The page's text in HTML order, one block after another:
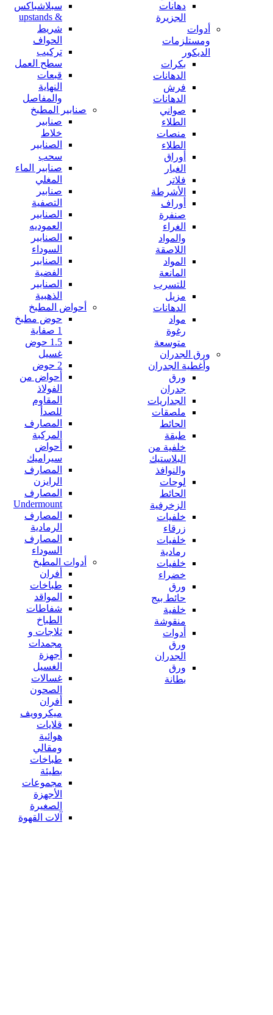
دهانات
الجزيرة
أدوات
ومستلزمات
الديكور
بكرات
الدهانات
فرش
الدهانات
صواني
الطلاء
منصات
الطلاء
أوراق
الغبار
فلاتر
الأشرطة
أوراف
صنفرة
الغراء
والمواد
اللاصقة
المواد
المانعة
للتسرب
مزيل
الدهانات
مواد
رغوة
متوسعة
ورق الجدران
وأغطية الجدران
ورق
جدران
الجداريات
ملصقات
الحائط
طبقة
خلفية من
البلاستيك
والنوافذ
لوحات
الحائط
الزخرفية
خلفيات
زرقاء
خلفيات
رمادية
خلفيات
خضراء
ورق
حائط بيج
خلفية
منقوشة
أدوات
ورق
الجدران
ورق
بطانة
سبلاشباكس
& upstands
شريط
الحواف
تركيب
سطح العمل
قبعات
النهاية
والمفاصل
صنابير المطبخ
صنابير
خلاط
الصنابير
سحب
صنابير الماء
المغلي
صنابير
التصفية
الصنابير
العموديه
الصنابير
السوداء
الصنابير
الفضية
الصنابير
الذهبية
أحواض المطبخ
حوض مطبخ
1 صفاية
1.5 حوض
غسيل
2 حوض
أحواض من
الفولاذ
المقاوم
للصدأ
المصارف
المركبة
أحواض
سيراميك
المصارف
الرايزن
المصارف
Undermount
المصارف
الرمادية
المصارف
السوداء
أدوات المطبخ
أفران
طباخات
المواقد
شفاطات
الطباخ
ثلاجات و
مجمدات
أجهزة
الغسيل
غسالات
الصحون
أفران
ميكروويف
قلايات
هوائية
ومقالي
طباخات
بطيئة
مجموعات
الأجهزة
الصغيرة
آلات القهوة